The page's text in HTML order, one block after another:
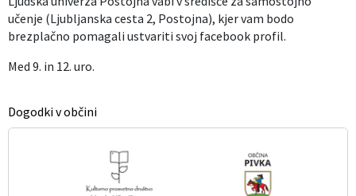
učenje (Ljubljanska cesta 2, Postojna), kjer vam bodo
brezplačno pomagali ustvariti svoj facebook profil.
Med 9. in 12. uro.
Dogodki v občini
Izobraževanje
Kultura, šport in turizem